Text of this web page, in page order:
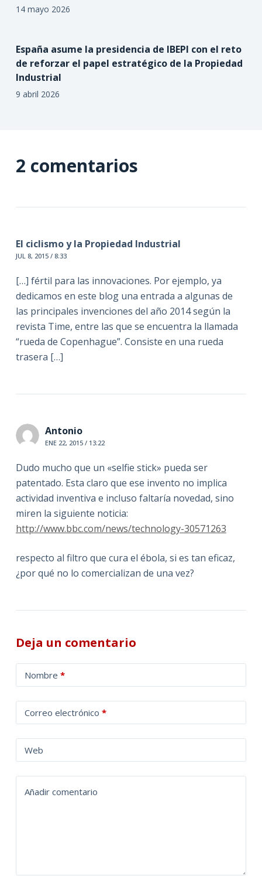
14 mayo 2026
España asume la presidencia de IBEPI con el reto
de reforzar el papel estratégico de la Propiedad
Industrial
9 abril 2026
2 comentarios
El ciclismo y la Propiedad Industrial
JUL 8, 2015 / 8:33
[…] fértil para las innovaciones. Por ejemplo, ya
dedicamos en este blog una entrada a algunas de
las principales invenciones del año 2014 según la
revista Time, entre las que se encuentra la llamada
“rueda de Copenhague”. Consiste en una rueda
trasera […]
Antonio
ENE 22, 2015 / 13:22
Dudo mucho que un «selfie stick» pueda ser
patentado. Esta claro que ese invento no implica
actividad inventiva e incluso faltaría novedad, sino
miren la siguiente noticia:
http://www.bbc.com/news/technology-30571263
respecto al filtro que cura el ébola, si es tan eficaz,
¿por qué no lo comercializan de una vez?
Deja un comentario
Nombre *
Correo electrónico *
Web
Añadir comentario
l
t
a
t